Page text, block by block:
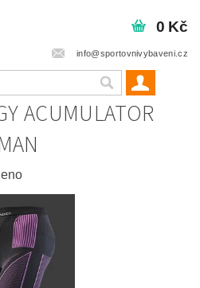
info@sportovnivybaveni.cz
0 Kč
ACUMULATOR